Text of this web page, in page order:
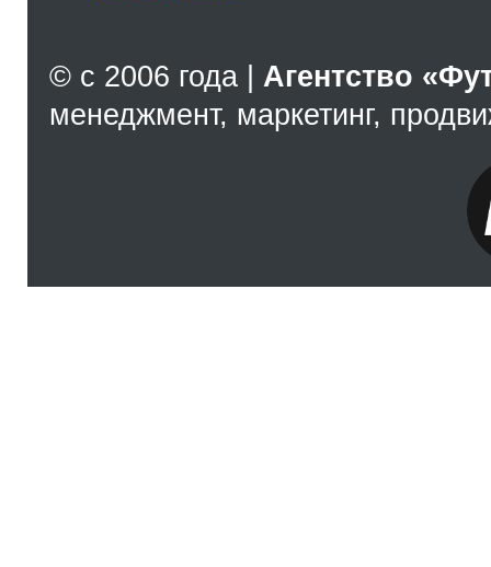
© с 2006 года | Агентство
менеджмент, маркетинг,